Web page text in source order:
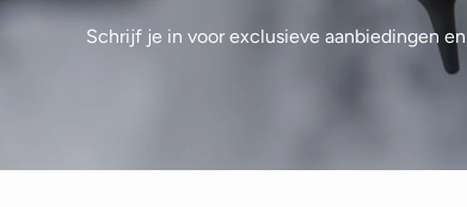
Schrijf je in voor exclusieve aanbiedingen